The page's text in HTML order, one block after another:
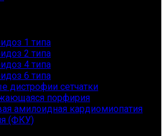
1 типа
2 типа
4 типа
6 типа
дистрофии сетчатки
порфирия
амилоидная кардиомиопатия
(ФКУ)